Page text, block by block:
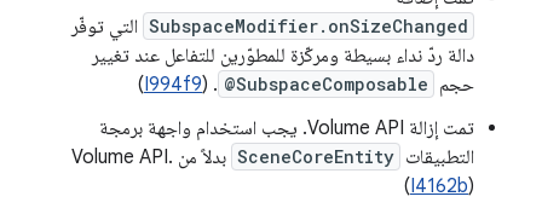
SubspaceModifier.onSizeChanged التي توفّر
دالة ردّ نداء بسيطة ومركّزة للمطوّرين للتفاعل عند تغيير
حجم @SubspaceComposable
. (
I994f9
)
تمت إزالة Volume API. يجب استخدام واجهة برمجة
التطبيقات SceneCoreEntity
بدلاً من Volume API.
(I4162b)